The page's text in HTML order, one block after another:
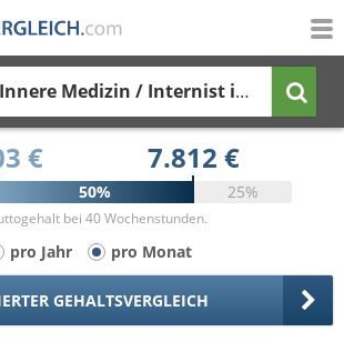
Medizin / Internist in Berlin
€ 7.812 €
50% 25%
bei 40 Wochenstunden.
pro Jahr pro Monat
GEHALTSVERGLEICH